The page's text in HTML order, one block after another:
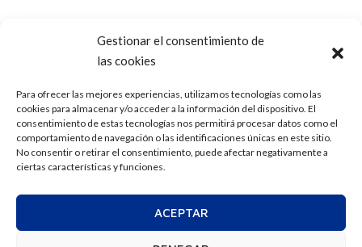
Gestionar el consentimiento de
las cookies
Para ofrecer las mejores experiencias, utilizamos tecnologías como las
cookies para almacenar y/o acceder a la información del dispositivo. El
consentimiento de estas tecnologías nos permitirá procesar datos como el
comportamiento de navegación o las identificaciones únicas en este sitio.
No consentir o retirar el consentimiento, puede afectar negativamente a
ciertas características y funciones.
ACEPTAR